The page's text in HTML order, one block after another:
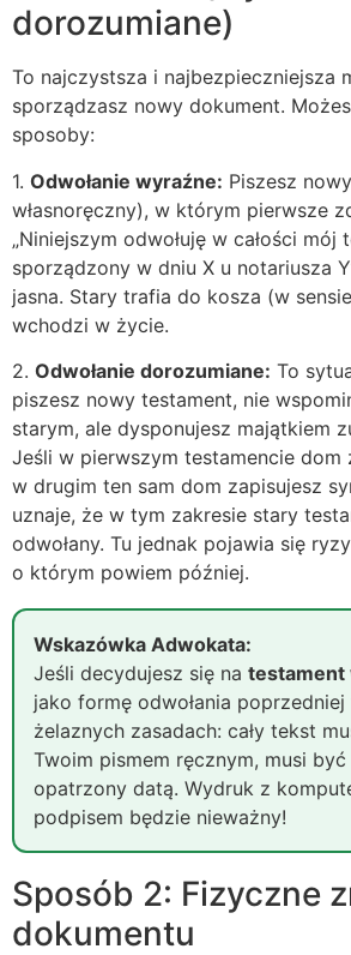
dorozumiane)
To najczystsza i najbezpieczniejsza
sporządzasz nowy dokument.
sposoby:
1. Odwołanie wyraźne: Piszesz
własnoręczny), w którym pierwsze
„Niniejszym odwołuję w całości mój
sporządzony w dniu X u notariusza
jasna. Stary trafia do kosza (w
wchodzi w życie.
2. Odwołanie dorozumiane: To
piszesz nowy testament, nie
starym, ale dysponujesz majątkiem
Jeśli w pierwszym testamencie dom
w drugim ten sam dom zapisujesz
uznaje, że w tym zakresie stary
odwołany. Tu jednak pojawia się
o którym powiem później.
Wskazówka Adwokata:
Jeśli decydujesz się na testament
jako formę odwołania
żelaznych zasadach: cały tekst
Twoim pismem ręcznym, musi
opatrzony datą. Wydruk z
podpisem będzie nieważny!
Sposób 2: Fizyczne
dokumentu